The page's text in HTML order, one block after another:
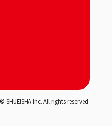
© SHUEISHA Inc. All rights reserved.